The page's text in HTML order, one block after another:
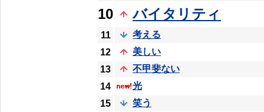
10
バイタリティ
11
考える
12
美しい
13
不甲斐ない
14
光
15
笑う